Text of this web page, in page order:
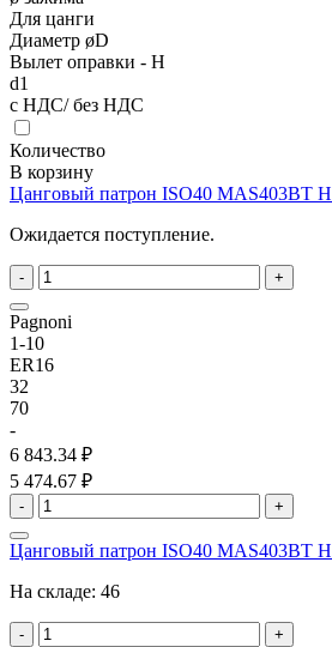
Для цанги
Диаметр øD
Вылет оправки - H
d1
с НДС/ без НДС
Количество
В корзину
Цанговый патрон ISO40 MAS403BT
Ожидается поступление.
- +
Pagnoni
1-10
ER16
32
70
-
6 843.34 ₽
5 474.67 ₽
- +
Цанговый патрон ISO40 MAS403BT
На складе: 46
- +